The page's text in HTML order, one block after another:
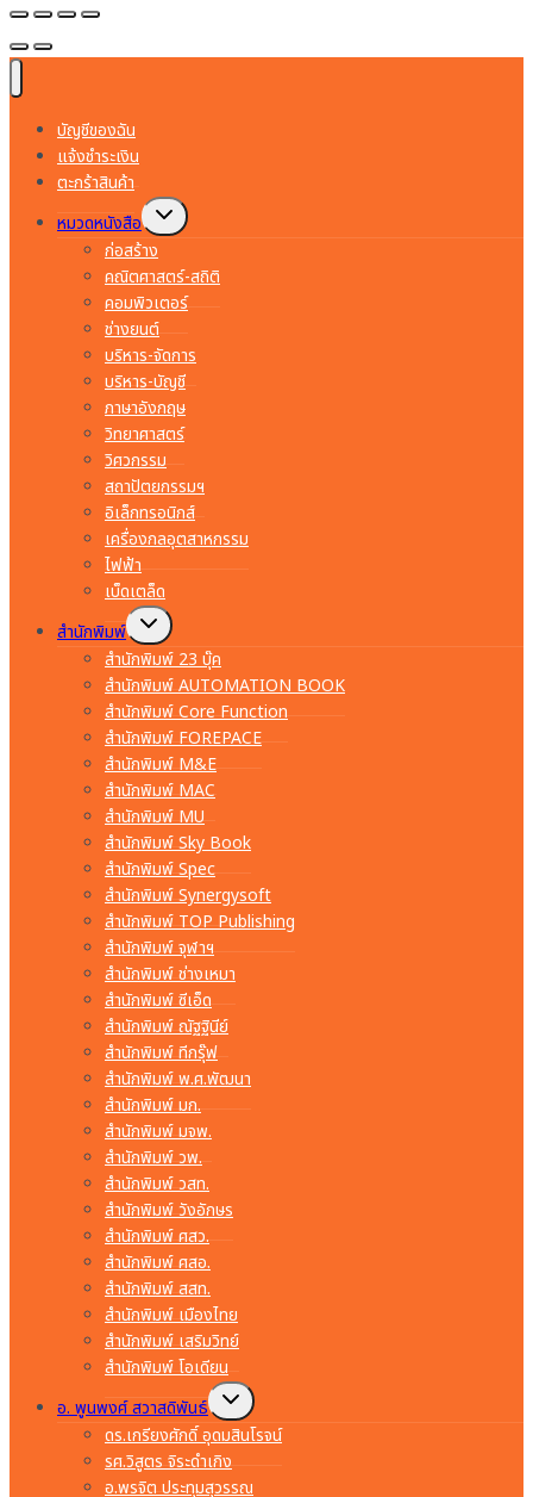
บัญชีของฉัน
แจ้งชำระเงิน
ตะกร้าสินค้า
หมวดหนังสือ
Toggle
child
menu
ก่อสร้าง
คณิตศาสตร์-สถิติ
คอมพิวเตอร์
ช่างยนต์
บริหาร-จัดการ
บริหาร-บัญชี
ภาษาอังกฤษ
วิทยาศาสตร์
วิศวกรรม
สถาปัตยกรรมฯ
อิเล็กทรอนิกส์
เครื่องกลอุตสาหกรรม
ไฟฟ้า
เบ็ดเตล็ด
สำนักพิมพ์
Toggle
child
menu
สำนักพิมพ์ 23 บุ๊ค
สำนักพิมพ์ AUTOMATION BOOK
สำนักพิมพ์ Core Function
สำนักพิมพ์ FOREPACE
สำนักพิมพ์ M&E
สำนักพิมพ์ MAC
สำนักพิมพ์ MU
สำนักพิมพ์ Sky Book
สำนักพิมพ์ Spec
สำนักพิมพ์ Synergysoft
สำนักพิมพ์ TOP Publishing
สำนักพิมพ์ จุฬาฯ
สำนักพิมพ์ ช่างเหมา
สำนักพิมพ์ ซีเอ็ด
สำนักพิมพ์ ณัฐฐินีย์
สำนักพิมพ์ ทีกรุ๊ฟ
สำนักพิมพ์ พ.ศ.พัฒนา
สำนักพิมพ์ มก.
สำนักพิมพ์ มจพ.
สำนักพิมพ์ วพ.
สำนักพิมพ์ วสท.
สำนักพิมพ์ วังอักษร
สำนักพิมพ์ ศสว.
สำนักพิมพ์ ศสอ.
สำนักพิมพ์ สสท.
สำนักพิมพ์ เมืองไทย
สำนักพิมพ์ เสริมวิทย์
สำนักพิมพ์ โอเดียน
อ. พูนพงศ์ สวาสดิพันธ์
Toggle
child
menu
ดร.เกรียงศักดิ์ อุดมสินโรจน์
รศ.วิสูตร จิระดำเกิง
อ.พรจิต ประทุมสุวรรณ